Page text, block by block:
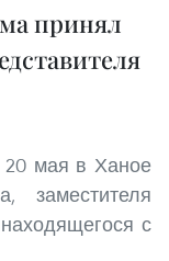
принял
мая в Ханое
заместителя
с